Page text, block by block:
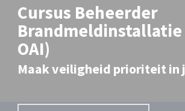
Cursus Beheerder
Brandmeldinstallatie
OAI)
Maak veiligheid prioriteit in